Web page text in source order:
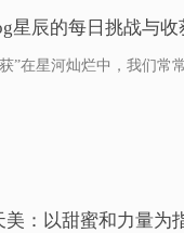
星辰的每日挑战与
”在星河灿烂中，我们常
：以甜蜜和力量为